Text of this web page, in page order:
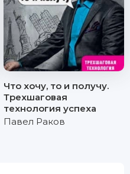
Что хочу, то и получу.
Трехшаговая
технология успеха
Павел Раков